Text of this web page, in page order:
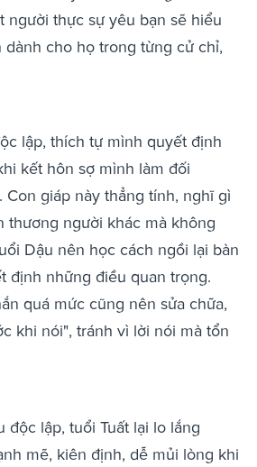
người thực sự yêu bạn sẽ hiểu
dành cho họ trong từng cử chỉ,
lập, thích tự mình quyết định
kết hôn sợ mình làm đối
Con giáp này thẳng tính, nghĩ gì
thương người khác mà không
Dậu nên học cách ngồi lại bàn
định những điều quan trọng.
quá mức cũng nên sửa chữa,
khi nói", tránh vì lời nói mà tổn
độc lập, tuổi Tuất lại lo lắng
mẽ, kiên định, dễ mủi lòng khi